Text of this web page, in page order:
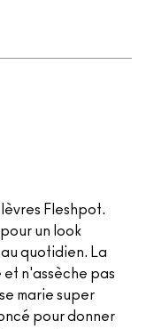
Fleshpot.
un look
quotidien. La
n'assèche pas
marie super
pour donner